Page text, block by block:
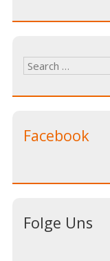
Facebook
Folge Uns